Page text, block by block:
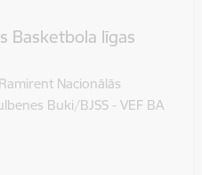
Basketbola līgas
Nacionālās
Buki/BJSS - VEF BA